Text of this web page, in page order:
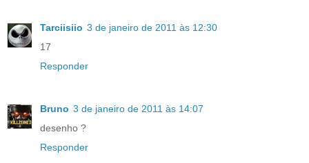
Tarciisiio 3 de janeiro de 2011 às 12:30
17
Responder
Bruno 3 de janeiro de 2011 às 14:07
desenho ?
Responder